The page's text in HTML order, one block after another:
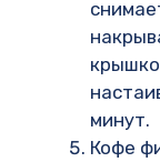
минут.
Кофе